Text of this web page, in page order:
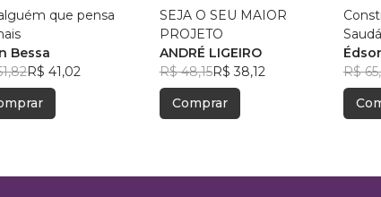
que pensa
Bessa
R$ 41,02
SEJA O SEU MAIOR
PROJETO
ANDRÉ LIGEIRO
R$ 48,15R$ 38,12
Comprar
R$